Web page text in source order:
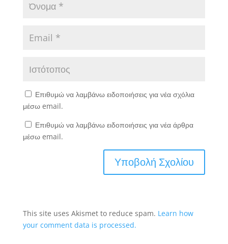
Επιθυμώ να λαμβάνω ειδοποιήσεις για νέα σχόλια
μέσω email.
Επιθυμώ να λαμβάνω ειδοποιήσεις για νέα άρθρα
μέσω email.
This site uses Akismet to reduce spam. Learn how
your comment data is processed.